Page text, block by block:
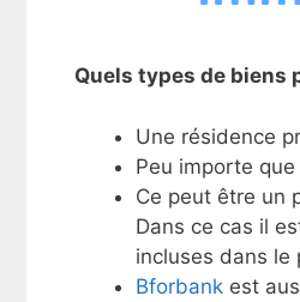
Quels types de biens
Une résidence
Peu importe
Ce peut être un
Dans ce cas il
incluses dans le
Bforbank est